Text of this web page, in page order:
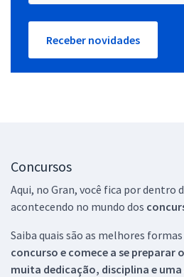
Receber novidades
Concursos
Aqui, no Gran, você fica por dentro
acontecendo no mundo dos
Saiba quais são as melhores formas
concurso e comece a se preparar
muita dedicação, disciplina e